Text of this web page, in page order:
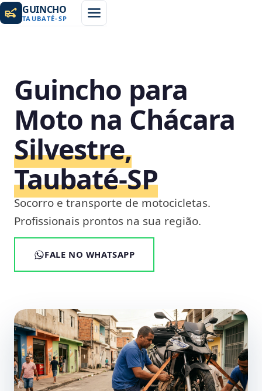
GUINCHO
TAUBATÉ-SP
Guincho para
Moto na Chácara
Silvestre,
Taubaté‑SP
Socorro e transporte de motocicletas.
Profissionais prontos na sua região.
FALE NO WHATSAPP